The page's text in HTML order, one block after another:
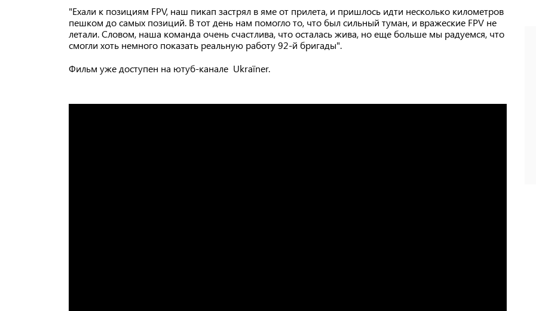
"Ехали к позициям FPV, наш пикап застрял в яме от прилета, и пришлось идти несколько километров
пешком до самых позиций. В тот день нам помогло то, что был сильный туман, и вражеские FPV не
летали. Словом, наша команда очень счастлива, что осталась жива, но еще больше мы радуемся, что
смогли хоть немного показать реальную работу 92-й бригады".
Фильм уже доступен на ютуб-канале Ukraїner.